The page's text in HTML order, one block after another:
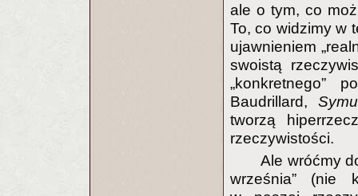
ale o tym, co
To, co widzimy w
ujawnieniem
swoistą
„konkretnego”
Baudrillard,
tworzą
rzeczywistości.
Ale wróćmy
września” (nie